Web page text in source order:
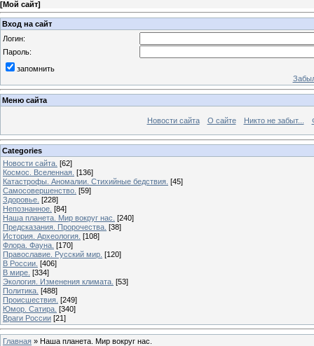
[Мой сайт]
Вход на сайт
Логин:
Пароль:
запомнить
Меню сайта
Новости сайта О сайте Никто не забыт...
Categories
Новости сайта. [62]
Космос. Вселенная. [136]
Катастрофы. Аномалии. Стихийные бедствия. [45]
Самосовершенство. [59]
Здоровье. [228]
Непознанное. [84]
Наша планета. Мир вокруг нас. [240]
Предсказания. Пророчества. [38]
История. Археология. [108]
Флора. Фауна. [170]
Православие. Русский мир. [120]
В России. [406]
В мире. [334]
Экология. Изменения климата. [53]
Политика. [488]
Происшествия. [249]
Юмор. Сатира. [340]
Враги России [21]
Главная » Наша планета. Мир вокруг нас.